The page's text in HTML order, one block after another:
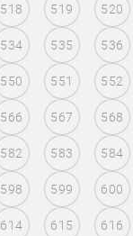
518 519 520
534 535 536
550 551 552
566 567 568
582 583 584
598 599 600
614 615 616